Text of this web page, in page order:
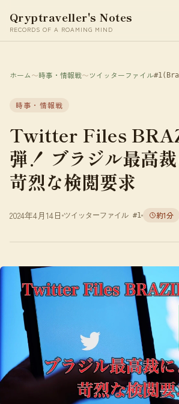
Qryptraveller's Notes
RECORDS OF A ROAMING MIND
ホーム〜時事・情報戦〜ツイッターファイル#1
時事・情報戦
Twitter Files
弾！ ブラジル最高裁
苛烈な検閲要求
2024年4月14日 ツイッターファイル #1 約1分